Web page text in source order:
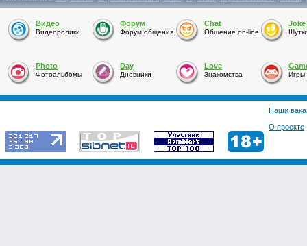
Видео
Видеоролики
Форум
Форум общения
Chat
Общение on-line
Joke
Photo
Фотоальбомы
Day
Дневники
Love
Знакомства Игры
Наши
О проекте